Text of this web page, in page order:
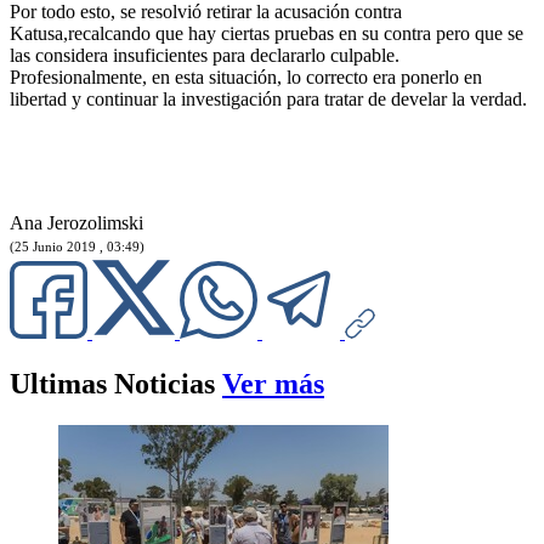
Por todo esto, se resolvió retirar la acusación contra
Katusa,recalcando que hay ciertas pruebas en su contra pero que se
las considera insuficientes para declararlo culpable.
Profesionalmente, en esta situación, lo correcto era ponerlo en
libertad y continuar la investigación para tratar de develar la verdad.
Ana Jerozolimski
(25 Junio 2019 , 03:49)
Ultimas Noticias Ver más